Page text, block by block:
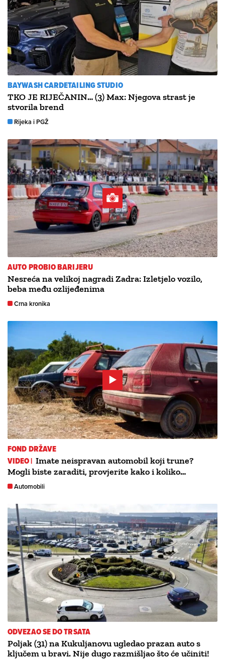
BAYWASH CARDETAILING STUDIO
TKO JE RIJEČANIN… (3) Max: Njegova strast je
stvorila brend
Rijeka i PGŽ
AUTO PROBIO BARIJERU
Nesreća na velikoj nagradi Zadra: Izletjelo vozilo,
beba među ozlijeđenima
Crna kronika
FOND DRŽAVE
VIDEO | Imate neispravan automobil koji trune?
Mogli biste zaraditi, provjerite kako i koliko…
Automobili
ODVEZAO SE DO TRSATA
Poljak (31) na Kukuljanovu ugledao prazan auto s
ključem u bravi. Nije dugo razmišljao što će učiniti!